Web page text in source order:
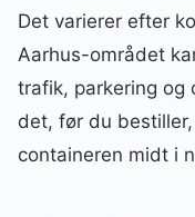
Det varierer efter
Aarhus-området
trafik, parkering og
det, før du
containeren midt i